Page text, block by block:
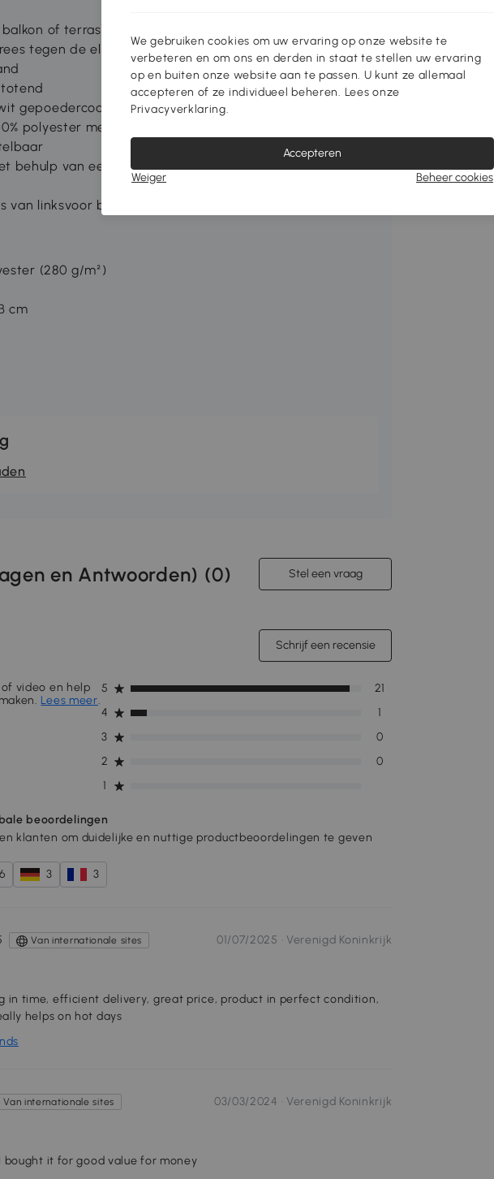
balkon of terras
tegen de elementen zoals zon en regen
gepoedercoat aluminium
polyester met een waterafstotende PU-coating
behulp van een handslinger
van linksvoor bevestigd - geen verandering naar de
(280 g/m²)
cm
en Antwoorden) (0) Stel een vraag
Schrijf een recensie
video en help
Lees meer.
1
2 0
3 0
4 1
5 21
beoordelingen
klanten om duidelijke en nuttige productbeoordelingen te geven
3 3
Van internationale sites 01/07/2025 · Verenigd Koninkrijk
in time, efficient delivery, great price, product in perfect condition,
helps on hot days
Van internationale sites 03/03/2024 · Verenigd Koninkrijk
bought it for good value for money
We gebruiken cookies om uw ervaring op onze website te
verbeteren en om ons en derden in staat te stellen uw ervaring
op en buiten onze website aan te passen. U kunt ze allemaal
accepteren of ze individueel beheren. Lees onze
Privacyverklaring.
Accepteren
Weiger
Beheer cookies